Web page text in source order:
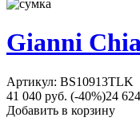
Gianni
Артикул: BS10913TLK
41 040 руб. (-40%)24
Добавить в корзину